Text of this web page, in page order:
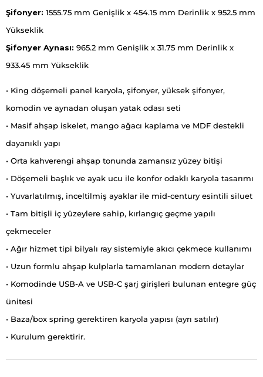
Şifonyer: 1555.75 mm Genişlik x 454.15 mm Derinlik x 952.5 mm
Yükseklik
Şifonyer Aynası: 965.2 mm Genişlik x 31.75 mm Derinlik x
933.45 mm Yükseklik
• King döşemeli panel karyola, şifonyer, yüksek şifonyer,
komodin ve aynadan oluşan yatak odası seti
• Masif ahşap iskelet, mango ağacı kaplama ve MDF destekli
dayanıklı yapı
• Orta kahverengi ahşap tonunda zamansız yüzey bitişi
• Döşemeli başlık ve ayak ucu ile konfor odaklı karyola tasarımı
• Yuvarlatılmış, inceltilmiş ayaklar ile mid-century esintili siluet
• Tam bitişli iç yüzeylere sahip, kırlangıç geçme yapılı
çekmeceler
• Ağır hizmet tipi bilyalı ray sistemiyle akıcı çekmece kullanımı
• Uzun formlu ahşap kulplarla tamamlanan modern detaylar
• Komodinde USB-A ve USB-C şarj girişleri bulunan entegre güç
ünitesi
• Baza/box spring gerektiren karyola yapısı (ayrı satılır)
• Kurulum gerektirir.